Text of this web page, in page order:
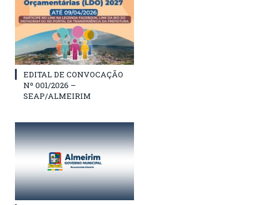
EDITAL DE CONVOCAÇÃO
Nº 001/2026 –
SEAP/ALMEIRIM